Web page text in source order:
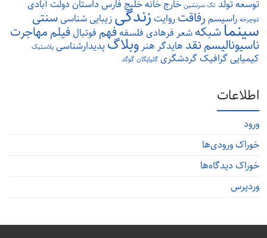
توسعهتولد تک سرنشین خارجخانهخلیج فارسداستاندولت آبادی
دوچرخه راسیسمرفاقتروایتزندگیزیبایی شناسیسنتی
سینماشبکهشعرفرهادیفلسفهفهم فوتبالفیلممهاجرت
ناسیونالیسمنقد هایدگرهنروبلاگپدیدارشناسی پلاستیک
کیمیاییگرافیکگردشگری گلپایگان گوگد
اطلاعات
ورود
خوراک ورودی‌ها
خوراک دیدگاه‌ها
وردپرس